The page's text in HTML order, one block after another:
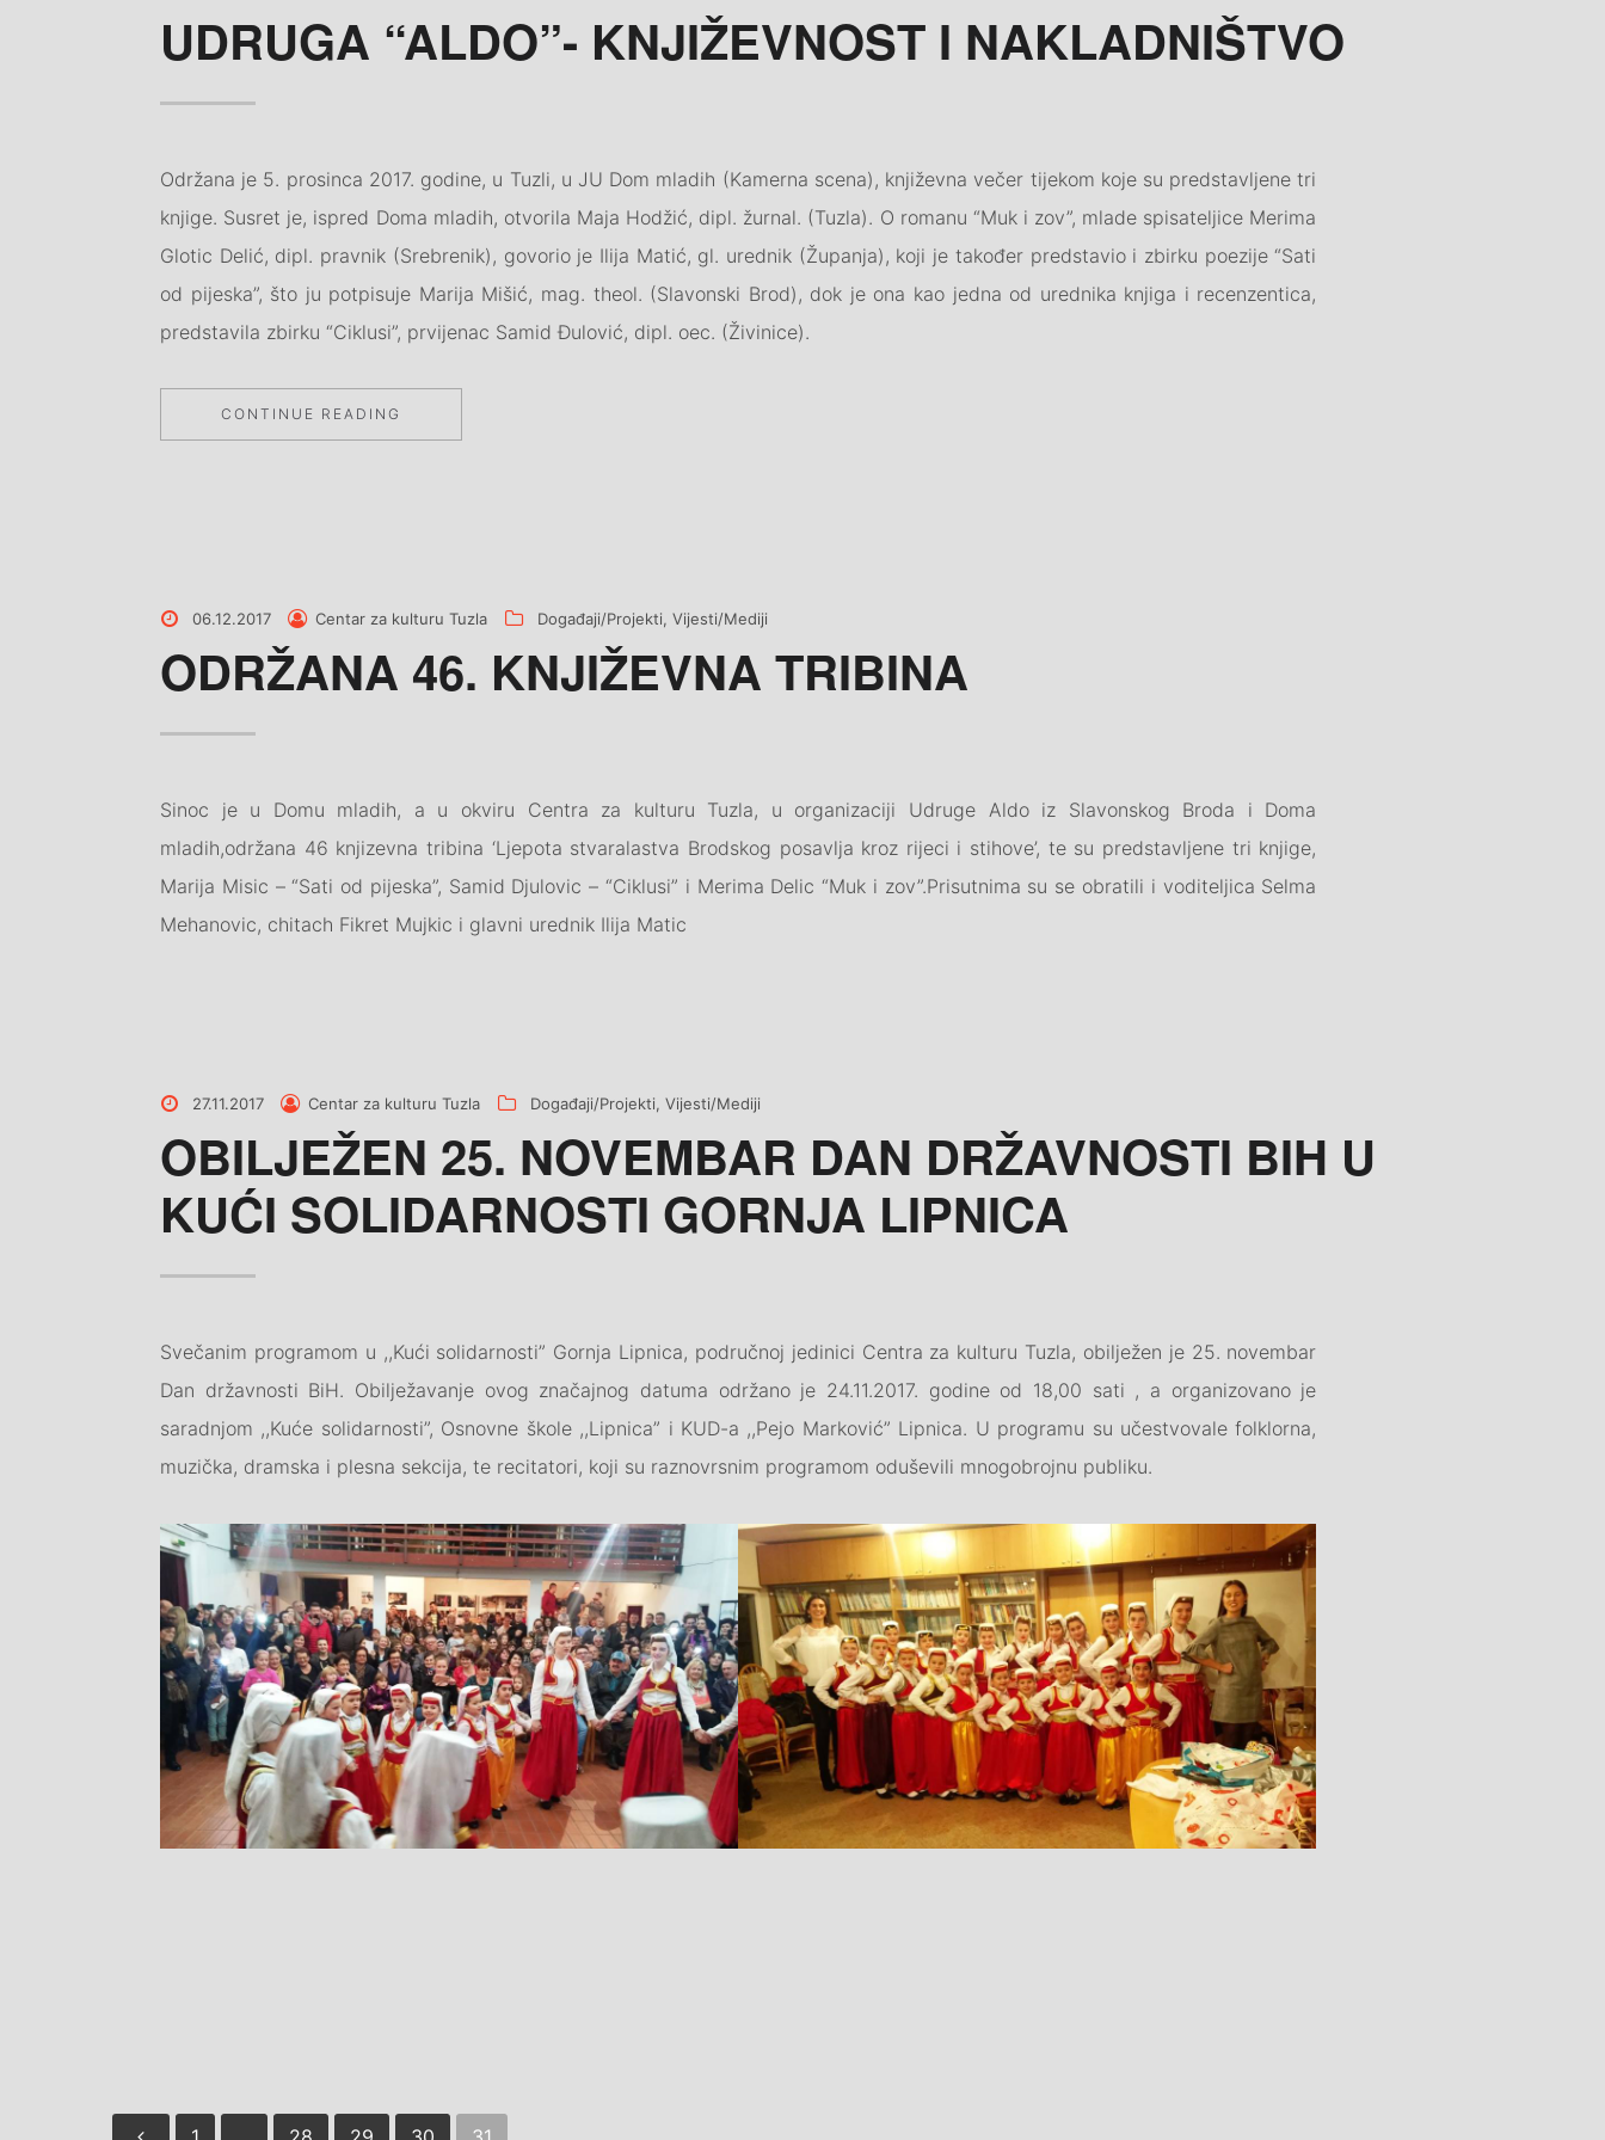
UDRUGA “ALDO”- KNJIŽEVNOST I NAKLADNIŠTVO
Održana je 5. prosinca 2017. godine, u Tuzli, u JU Dom mladih (Kamerna scena), književna večer tijekom koje su predstavljene tri
knjige. Susret je, ispred Doma mladih, otvorila Maja Hodžić, dipl. žurnal. (Tuzla). O romanu “Muk i zov”, mlade spisateljice Merima
Glotic Delić, dipl. pravnik (Srebrenik), govorio je Ilija Matić, gl. urednik (Županja), koji je također predstavio i zbirku poezije “Sati
od pijeska”, što ju potpisuje Marija Mišić, mag. theol. (Slavonski Brod), dok je ona kao jedna od urednika knjiga i recenzentica,
predstavila zbirku “Ciklusi”, prvijenac Samid Đulović, dipl. oec. (Živinice).
CONTINUE READING
Posted
06.12.2017
PostedCentar za kulturu Tuzla Categories
Događaji/Projekti, Vijesti/Mediji
ODRŽANA 46. KNJIŽEVNA TRIBINA
Sinoc je u Domu mladih, a u okviru Centra za kulturu Tuzla, u organizaciji Udruge Aldo iz Slavonskog Broda i Doma
mladih,održana 46 knjizevna tribina ‘Ljepota stvaralastva Brodskog posavlja kroz rijeci i stihove’, te su predstavljene tri knjige,
Marija Misic – “Sati od pijeska”, Samid Djulovic – “Ciklusi” i Merima Delic “Muk i zov”.Prisutnima su se obratili i voditeljica Selma
Mehanovic, chitach Fikret Mujkic i glavni urednik Ilija Matic
Posted
27.11.2017
PostedCentar za kulturu Tuzla Categories
Događaji/Projekti, Vijesti/Mediji
OBILJEŽEN 25. NOVEMBAR DAN DRŽAVNOSTI BIH U
KUĆI SOLIDARNOSTI GORNJA LIPNICA
Svečanim programom u ,,Kući solidarnosti” Gornja Lipnica, područnoj jedinici Centra za kulturu Tuzla, obilježen je 25. novembar
Dan državnosti BiH. Obilježavanje ovog značajnog datuma održano je 24.11.2017. godine od 18,00 sati , a organizovano je
saradnjom ,,Kuće solidarnosti”, Osnovne škole ,,Lipnica” i KUD-a ,,Pejo Marković” Lipnica. U programu su učestvovale folklorna,
muzička, dramska i plesna sekcija, te recitatori, koji su raznovrsnim programom oduševili mnogobrojnu publiku.